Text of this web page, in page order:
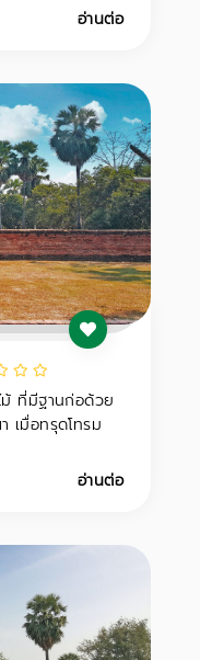
อ่านต่อ
ม้ ที่มีฐานก่อด้วย
เมื่อทรุดโทรม
อ่านต่อ